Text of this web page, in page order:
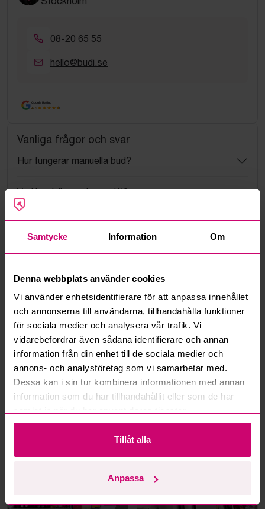
Samtycke Information Om
Denna webbplats använder cookies
Vi använder enhetsidentifierare för att anpassa innehållet
och annonserna till användarna, tillhandahålla funktioner
för sociala medier och analysera vår trafik. Vi
vidarebefordrar även sådana identifierare och annan
information från din enhet till de sociala medier och
annons- och analysföretag som vi samarbetar med.
Dessa kan i sin tur kombinera informationen med annan
information som du har tillhandahållit eller som de har
Tillåt alla
Anpassa
08-20 65 55
hello@budi.se
Google Rating
4.5
Vanliga frågor och svar
Hur fungerar manuella bud?
Vad innebär serviceavgift?
Vad är ett reservationspris?
Hur fungerar maxbud?
Hur fungerar budmotorn?
Kan jag ångra ett bud?
Kan ni frakta mina vunna objekt?
Läs fler frågor och svar
Mer från samma kategori